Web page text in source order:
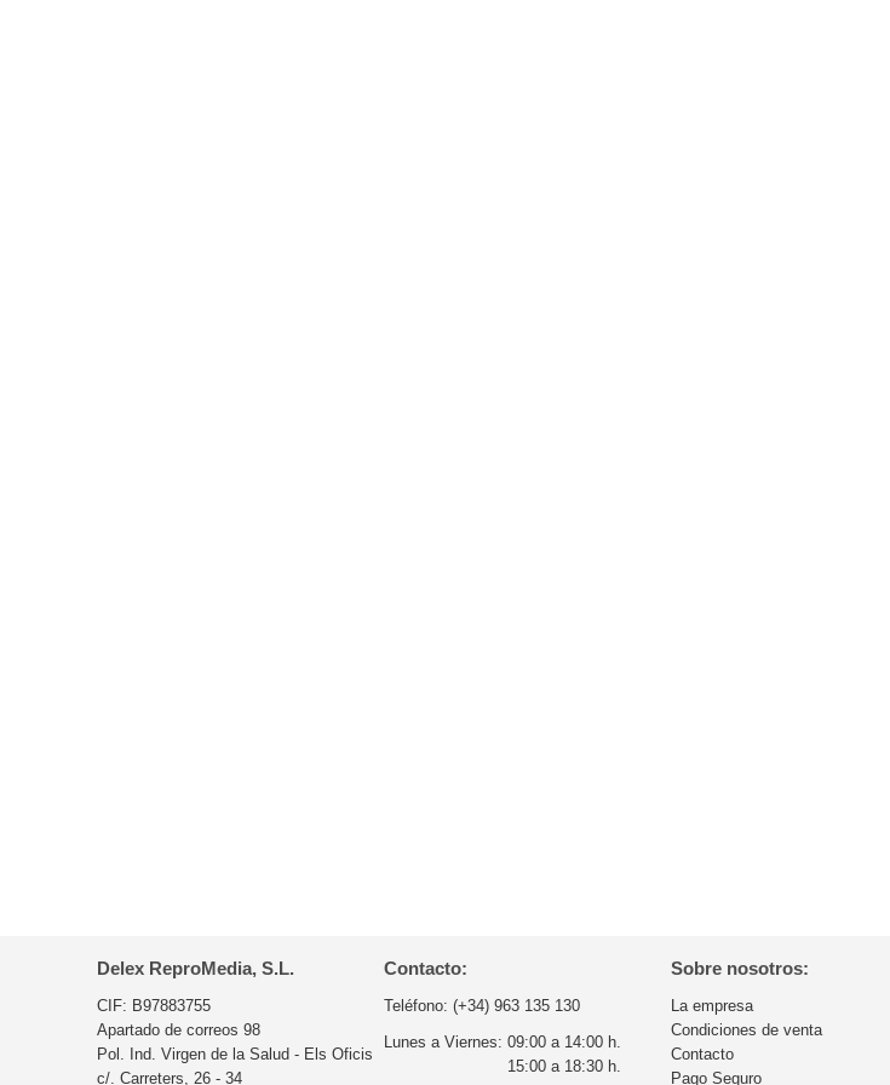
Delex ReproMedia, S.L.
CIF: B97883755
Apartado de correos 98
Pol. Ind. Virgen de la Salud - Els Oficis
c/. Carreters, 26 - 34
Contacto:
Teléfono: (+34) 963 135 130
Lunes a Viernes: 09:00 a 14:00 h.
15:00 a 18:30 h.
Sobre nosotros:
La empresa
Condiciones de venta
Contacto
Pago Seguro